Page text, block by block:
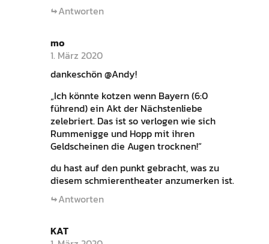
Antworten
mo
1. März 2020
dankeschön @Andy!
„Ich könnte kotzen wenn Bayern (6:0
führend) ein Akt der Nächstenliebe
zelebriert. Das ist so verlogen wie sich
Rummenigge und Hopp mit ihren
Geldscheinen die Augen trocknen!“
du hast auf den punkt gebracht, was zu
diesem schmierentheater anzumerken ist.
Antworten
KAT